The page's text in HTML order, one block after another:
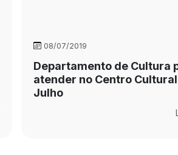
08/07/2019
Departamento de Cultura
atender no Centro
Julho